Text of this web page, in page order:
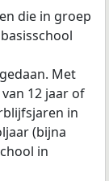
die in groep
Met
12 jaar of
in
(bijna
in